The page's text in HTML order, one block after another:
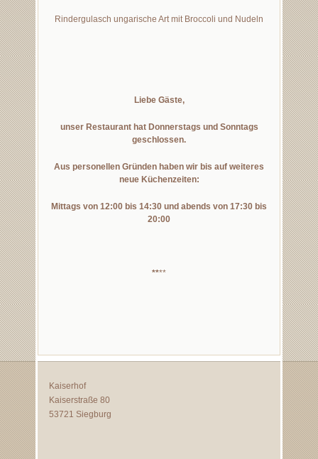
Rindergulasch ungarische Art mit Broccoli und Nudeln
Liebe Gäste,
unser Restaurant hat Donnerstags und Sonntags
geschlossen.
Aus personellen Gründen haben wir bis auf weiteres
neue Küchenzeiten:
Mittags von 12:00 bis 14:30 und abends von 17:30 bis
20:00
****
Kaiserhof
Kaiserstraße 80
53721 Siegburg